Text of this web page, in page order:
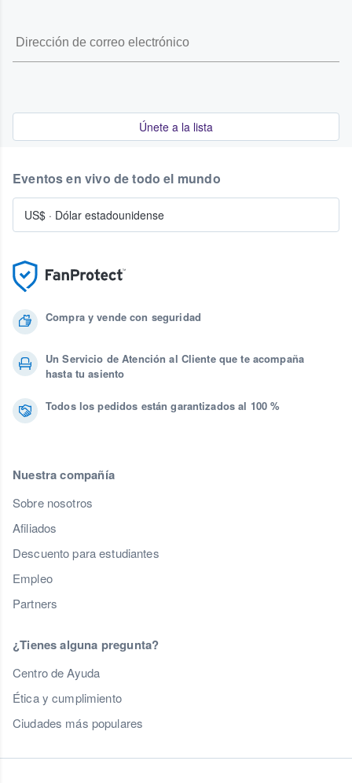
Únete a la lista
Compra y vende con seguridad
Un Servicio de Atención al Cliente que te acompaña
hasta tu asiento
Todos los pedidos están garantizados al 100 %
Nuestra compañía
Sobre nosotros
Afiliados
Descuento para estudiantes
Empleo
Partners
¿Tienes alguna pregunta?
Centro de Ayuda
Ética y cumplimiento
Ciudades más populares
Eventos en vivo de todo el mundo
US$ · Dólar estadounidense